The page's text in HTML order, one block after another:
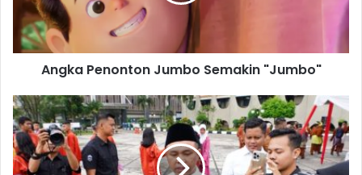
Angka Penonton Jumbo Semakin "Jumbo"